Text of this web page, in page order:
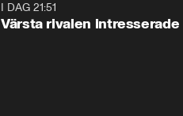
I DAG 21:51
Värsta rivalen intresserade